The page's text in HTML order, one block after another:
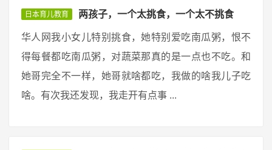
日本育儿教育 两孩子，一个太挑食，一个太不挑食
华人网我小女儿特别挑食，她特别爱吃南瓜粥，恨不
得每餐都吃南瓜粥，对蔬菜那真的是一点也不吃。和
她哥完全不一样，她哥就啥都吃，我做的啥我儿子吃
啥。有次我还发现，我走开有点事 ...